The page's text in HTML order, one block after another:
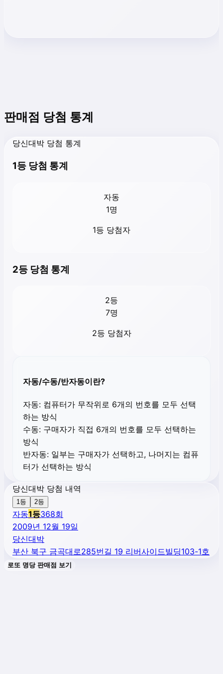
판매점 당첨 통계
당신대박 당첨 통계
1등 당첨 통계
자동
1명
1등 당첨자
2등 당첨 통계
2등
7명
2등 당첨자
자동/수동/반자동이란?
자동: 컴퓨터가 무작위로 6개의 번호를 모두 선택
하는 방식
수동: 구매자가 직접 6개의 번호를 모두 선택하는
방식
반자동: 일부는 구매자가 선택하고, 나머지는 컴퓨
터가 선택하는 방식
당신대박 당첨 내역
1등 2등
자동1등368회
2009년 12월 19일
당신대박
부산 북구 금곡대로285번길 19 리버사이드빌딩103-1호
로또 명당 판매점 보기